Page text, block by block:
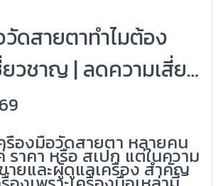
วัดสายตาทำไมต้อง
ยวชาญ | ลดความเสี่ยง
ม่นยำ และคุ้มค่าระยะ
Optical)
รื่องมือวัดสายตา หลายคน
ราคา หรือ สเปก แต่ในความ
ายและผู้ดูแลเครื่อง สำคัญ